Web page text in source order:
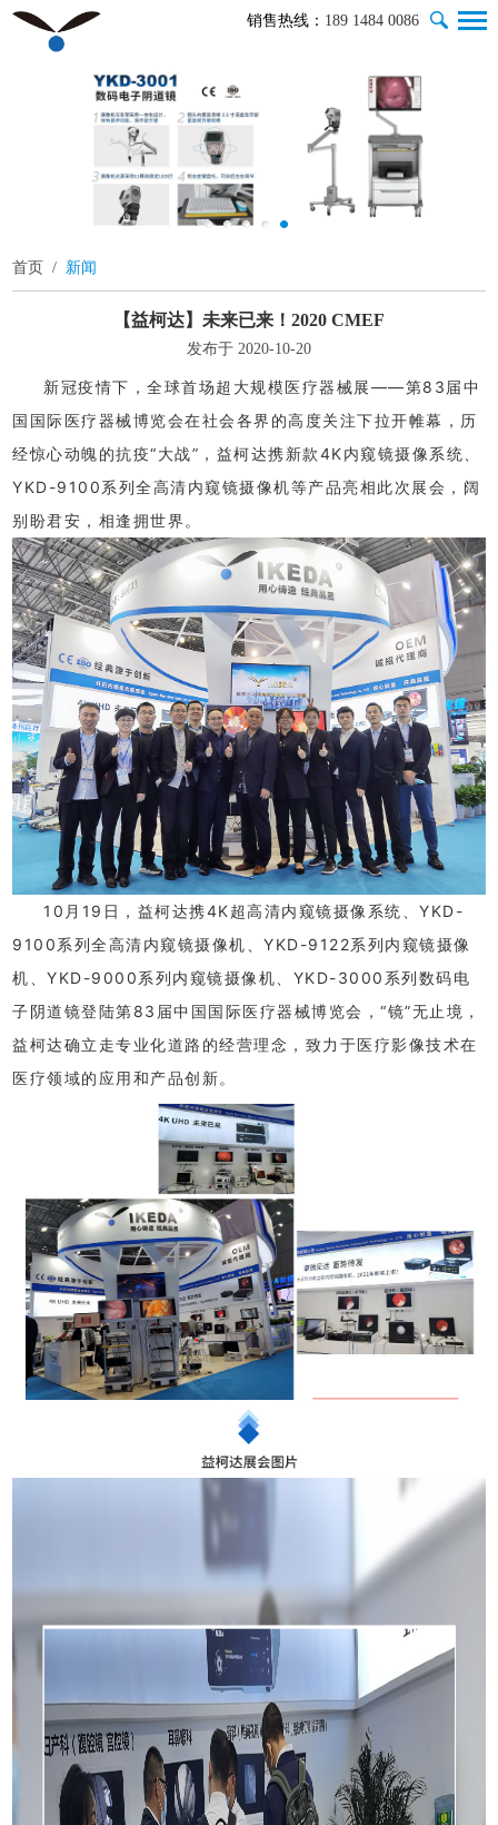
销售热线： 189 1484 0086
首页 / 新闻
【益柯达】未来已来！2020 CMEF
发布于 2020-10-20
新冠疫情下，全球首场超大规模医疗器械展——第83届中
国国际医疗器械博览会在社会各界 的高度关注下拉开帷幕，历
经惊心动魄的抗疫“大战”，益柯达携新款4K内窥镜摄像系统、
YKD-9100系列全高清内窥镜摄像机等产品亮相此次展会，阔
别盼君安，相逢拥世界。
10月19日，益柯达携4K超高清内窥镜摄像系统、YKD-
9100系列全高清内窥镜摄像机、YKD-9122系列内窥镜摄像
机、YKD-9000系列内窥镜摄像机、YKD-3000系列数码电
子阴道镜登陆第83届中国国际医疗器械博览会，“镜”无止境，
益柯达确立走专业化道路的经营理念，致力于医疗影像技术在
医疗领域的应用和产品创新。